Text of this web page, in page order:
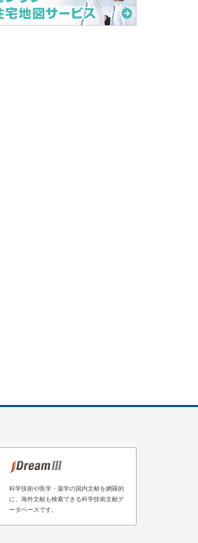
科学技術や医学・薬学の国内文献を網羅的
に、海外文献も検索できる科学技術文献デ
ータベースです。